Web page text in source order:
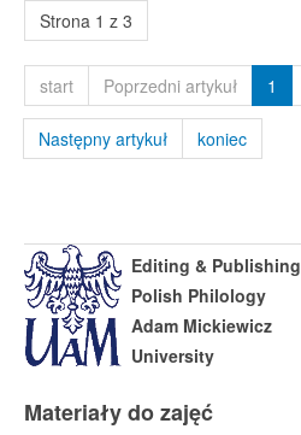
Strona 1 z 3
start Poprzedni artykuł 1
Następny artykuł koniec
Editing & Publishing
Polish Philology
Adam Mickiewicz
University
Materiały do zajęć